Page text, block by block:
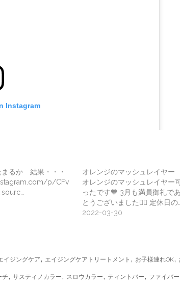
Instagram
ています！ ですのでスタッフで試して良け
#ヘアー#SOMARCA#ピンクヘアー
まるか 結果・・・
p/CFv
オレンジのマッシュレイヤー
オレンジのマッシュレイヤー
ったです🧡 3月も満員御礼で
とうございました🙇‍♀️ 定休日の
2022-03-30
イジングケア, エイジングケアトリートメント , お子様連れOK,
チ, サスティノカラー, スロウカラー, ティントバー, ファイバ